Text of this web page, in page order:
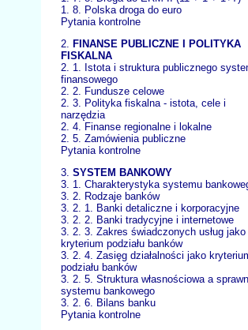
1. 8. Polska droga do euro
Pytania kontrolne
2. FINANSE PUBLICZNE I POLITYKA
FISKALNA
2. 1. Istota i struktura publicznego
finansowego
2. 2. Fundusze celowe
2. 3. Polityka fiskalna - istota, cele i
narzędzia
2. 4. Finanse regionalne i lokalne
2. 5. Zamówienia publiczne
Pytania kontrolne
3. SYSTEM BANKOWY
3. 1. Charakterystyka systemu
3. 2. Rodzaje banków
3. 2. 1. Banki detaliczne i korporacyjne
3. 2. 2. Banki tradycyjne i internetowe
3. 2. 3. Zakres świadczonych usług jako
kryterium podziału banków
3. 2. 4. Zasięg działalności jako
podziału banków
3. 2. 5. Struktura własnościowa a
systemu bankowego
3. 2. 6. Bilans banku
Pytania kontrolne